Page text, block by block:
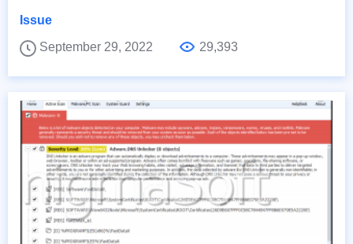
Issue
September 29, 2022
29,393